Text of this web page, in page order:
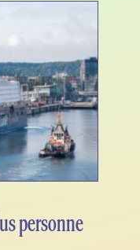
personne